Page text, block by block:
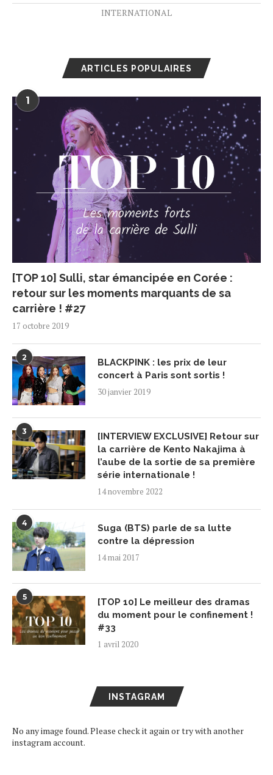
INTERNATIONAL
ARTICLES POPULAIRES
1
[TOP 10] Sulli, star émancipée en Corée :
retour sur les moments marquants de sa
carrière ! #27
17 octobre 2019
2
BLACKPINK : les prix de leur
concert à Paris sont sortis !
30 janvier 2019
3
[INTERVIEW EXCLUSIVE] Retour sur
la carrière de Kento Nakajima à
l’aube de la sortie de sa première
série internationale !
14 novembre 2022
4
Suga (BTS) parle de sa lutte
contre la dépression
14 mai 2017
5
[TOP 10] Le meilleur des dramas
du moment pour le confinement !
#33
1 avril 2020
INSTAGRAM
No any image found. Please check it again or try with another
instagram account.